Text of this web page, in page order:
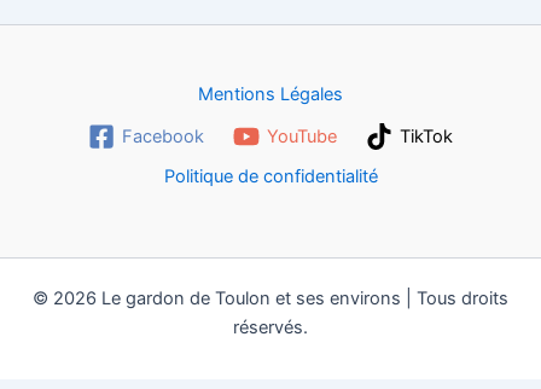
Mentions Légales
Facebook
YouTube
TikTok
Politique de confidentialité
© 2026 Le gardon de Toulon et ses environs | Tous droits
réservés.